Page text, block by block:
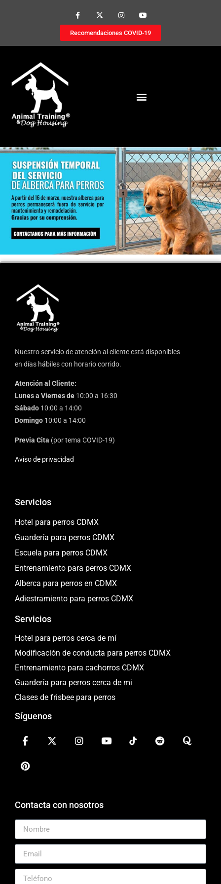
Recomendaciones COVID-19
Nuestro servicio de atención al cliente está disponibles
en días hábiles con horario corrido.
Atención al Cliente:
Lunes a Viernes de 10:00 a 16:30
Sábado 10:00 a 14:00
Domingo 10:00 a 14:00
Previa Cita (por tema COVID-19)
Aviso de privacidad
Servicios
Hotel para perros CDMX
Guardería para perros CDMX
Escuela para perros CDMX
Entrenamiento para perros CDMX
Alberca para perros en CDMX
Adiestramiento para perros CDMX
Servicios
Hotel para perros cerca de mí
Modificación de conducta para perros CDMX
Entrenamiento para cachorros CDMX
Guardería para perros cerca de mi
Clases de frisbee para perros
Síguenos
Contacta con nosotros